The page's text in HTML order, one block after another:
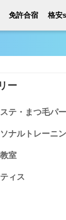
免許合宿 格安
ー
テ・まつ毛パ
ナルトレーニ
室
ィス